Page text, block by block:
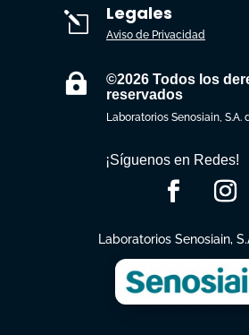
l Legales
Aviso de Privacidad

©2026 Todos los
reservados
Laboratorios Senosiain, S.A.
¡Síguenos en Redes!
Laboratorios Senosiain,